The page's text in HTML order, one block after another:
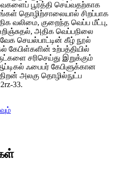
பூர்த்தி செய்வதற்காக
தொழிற்சாலையால் சிறப்பாக
வலிமை, குறைந்த வெப்ப மீட்பு,
அதிக வெப்பநிலை
செயல்பாட்டின் கீழ் நூல்
கேபிள்களின் உற்பத்தியில்
சரிசெய்து இறுக்கும்
ஃபைபர் கேபிளுக்கான
அலகு தொழில்நுட்ப
33.